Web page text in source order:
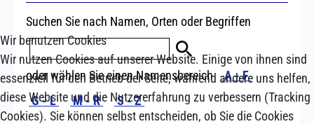
Wir benutzen Cookies
Wir nutzen Cookies auf unserer Website. Einige von ihnen sind
essenziell für den Betrieb der Seite, während andere uns helfen,
diese Website und die Nutzererfahrung zu verbessern (Tracking
Cookies). Sie können selbst entscheiden, ob Sie die Cookies